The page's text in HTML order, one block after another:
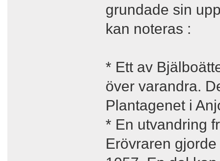
grundade sin
kan noteras :
* Ett av
över varandra.
Plantagenet i
* En utvandring
Erövraren